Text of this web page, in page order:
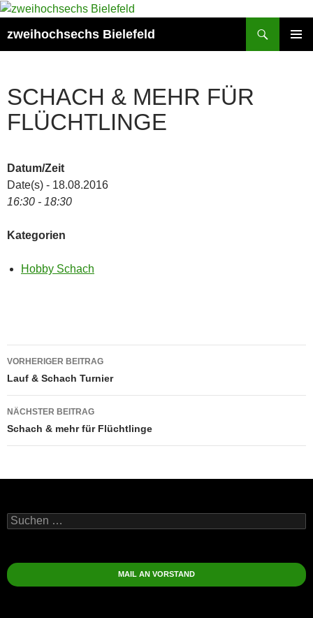
Zum
springen
zweihochsechs Bielefeld
SCHACH & MEHR FÜR
FLÜCHTLINGE
Datum/Zeit
Date(s) - 18.08.2016
16:30 - 18:30
Kategorien
Hobby Schach
Beitragsnavigation
VORHERIGER BEITRAG
Lauf & Schach Turnier
NÄCHSTER BEITRAG
Schach & mehr für Flüchtlinge
Suchen
nach:
MAIL AN VORSTAND